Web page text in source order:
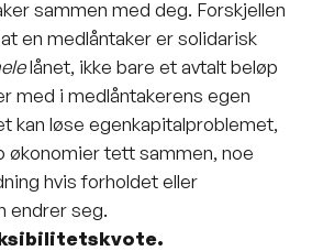
sammen med deg. Forskjellen
en medlåntaker er solidarisk
lånet, ikke bare et avtalt beløp
med i medlåntakerens egen
kan løse egenkapitalproblemet,
økonomier tett sammen, noe
hvis forholdet eller
endrer seg.